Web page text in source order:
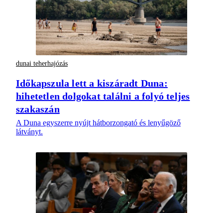
dunai teherhajózás
Időkapszula lett a kiszáradt Duna:
hihetetlen dolgokat találni a folyó teljes
szakaszán
A Duna egyszerre nyújt hátborzongató és lenyűgöző
látványt.